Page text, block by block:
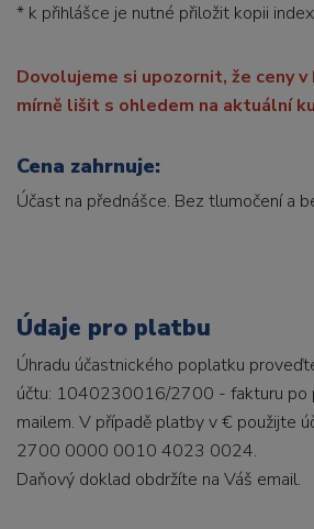
* k přihlášce je nutné přiložit kopii
Dovolujeme si upozornit, že ceny v
mírně lišit s ohledem na aktuální
Cena zahrnuje:
Účast na přednášce. Bez tlumočení a
Údaje pro platbu
Úhradu účastnického poplatku
účtu: 1040230016/2700 - fakturu po
mailem. V případě platby v € použijte
2700 0000 0010 4023 0024.
Daňový doklad obdržíte na Váš email.